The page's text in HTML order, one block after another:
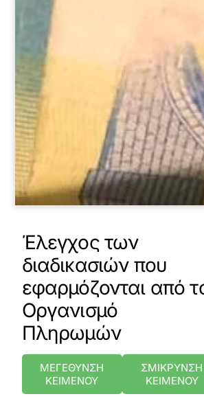
Έλεγχος των
διαδικασιών που
εφαρμόζονται από
Οργανισμό
Πληρωμών
ΜΕΓΕΘΥΝΣΗ
ΚΕΙΜΕΝΟΥ
ΣΜΙΚΡΥΝΣΗ
ΚΕΙΜΕΝΟΥ